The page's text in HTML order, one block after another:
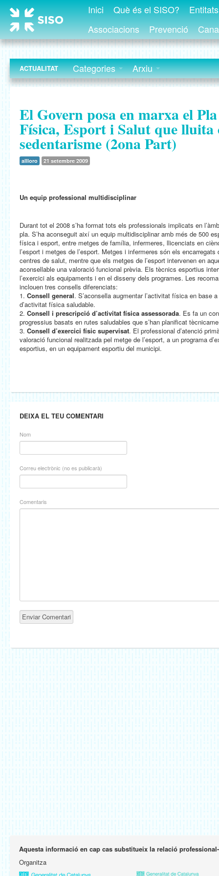
Inici Què és el SISO?
Associacions
Prevenció
ACTUALITAT Categories Arxiu
El Govern posa en marxa el
Física, Esport i Salut que lluita
sedentarisme (2ona Part)
allloro 21 setembre 2009
Un equip professional multidisciplinar
Durant tot el 2008 s’ha format tots els professionals implicats en
pla. S’ha aconseguit així un equip multidisciplinar amb més de 500
física i esport, entre metges de família, infermeres, llicenciats en
l’esport i metges de l’esport. Metges i infermeres són els
centres de salut, mentre que els metges de l’esport intervenen en
aconsellable una valoració funcional prèvia. Els tècnics esportius
l’exercici als equipaments i en el disseny dels programes. Les
inclouen tres consells diferenciats:
1. Consell general. S’aconsella augmentar l’activitat física en base
d’activitat física saludable.
2. Consell i prescripció d’activitat física assessorada. Es fa un
progressius basats en rutes saludables que s’han planificat
3. Consell d’exercici físic supervisat. El professional d’atenció
valoració funcional realitzada pel metge de l’esport, a un programa
esportius, en un equipament esportiu del municipi.
DEIXA EL TEU COMENTARI
Nom
Correu electrònic (no es publicarà)
Comentaris
Aquesta informació en cap cas substitueix la relació
Organitza